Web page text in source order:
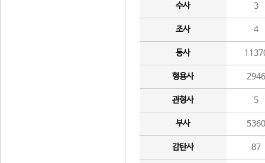
수사 3
조사 4
동사
형용사 2946
관형사 5
부사 5360
감탄사 87